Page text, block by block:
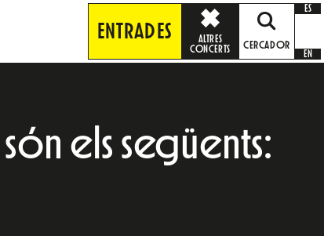
ENTRADES
ALTRES
CONCERTS
CERCADOR
ES
EN
són els següents: